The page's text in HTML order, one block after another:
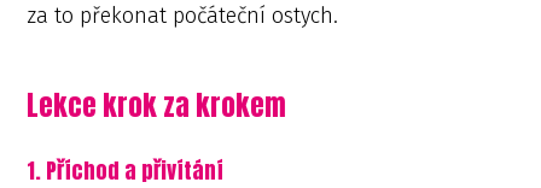
za to překonat počáteční ostych.
Lekce krok za krokem
1. Příchod a přivítání